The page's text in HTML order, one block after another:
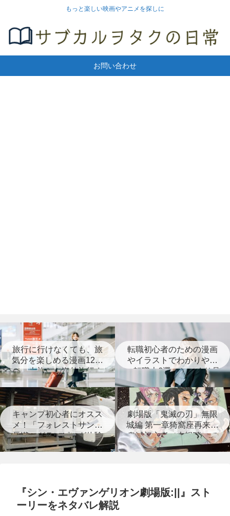
もっと楽しい映画やアニメを探しに
お問い合わせ
旅行に行けなくても、旅
気分を楽しめる漫画12選
（一人旅から海外旅行ま
で）
転職初心者のための漫画
やイラストでわかりやす
い転職本6選＋じっくり見
つめなおす本3選
キャンプ初心者にオスス
メ！「フォレストサンズ
長瀞」グランピング体験
レポート
劇場版「鬼滅の刃」無限
城編 第一章猗窩座再来は
鬼滅初心者（未視聴）で
も楽しめる？
『シン・エヴァンゲリオン劇場版:||』スト
ーリーをネタバレ解説